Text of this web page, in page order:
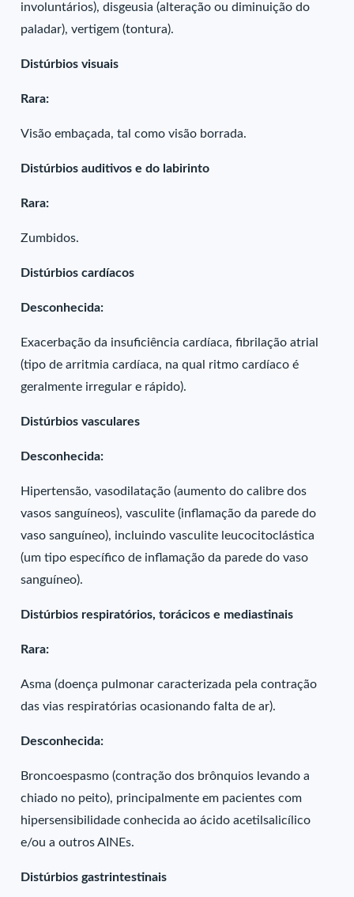
involuntários), disgeusia (alteração ou diminuição do
paladar), vertigem (tontura).
Distúrbios visuais
Rara:
Visão embaçada, tal como visão borrada.
Distúrbios auditivos e do labirinto
Rara:
Zumbidos.
Distúrbios cardíacos
Desconhecida:
Exacerbação da insuficiência cardíaca, fibrilação atrial
(tipo de arritmia cardíaca, na qual ritmo cardíaco é
geralmente irregular e rápido).
Distúrbios vasculares
Desconhecida:
Hipertensão, vasodilatação (aumento do calibre dos
vasos sanguíneos), vasculite (inflamação da parede do
vaso sanguíneo), incluindo vasculite leucocitoclástica
(um tipo específico de inflamação da parede do vaso
sanguíneo).
Distúrbios respiratórios, torácicos e mediastinais
Rara:
Asma (doença pulmonar caracterizada pela contração
das vias respiratórias ocasionando falta de ar).
Desconhecida:
Broncoespasmo (contração dos brônquios levando a
chiado no peito), principalmente em pacientes com
hipersensibilidade conhecida ao ácido acetilsalicílico
e/ou a outros AINEs.
Distúrbios gastrintestinais